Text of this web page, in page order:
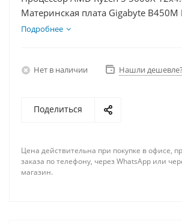
Материнская плата Gigabyte B450M
GTX 1630 4Гб, Память DDR4 16Gb,
Подробнее
Нет в наличии Нашли дешевле?
Поделиться
Цена действительна при покупке в офисе,
заказа по телефону, через WhatsApp или
магазин.